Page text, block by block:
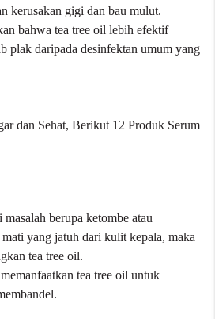
kerusakan gigi dan bau mulut.
bahwa tea tree oil lebih efektif
plak daripada desinfektan umum yang
dan Sehat, Berikut 12 Produk Serum
berupa ketombe atau
yang jatuh dari kulit kepala, maka
tea tree oil.
tea tree oil untuk